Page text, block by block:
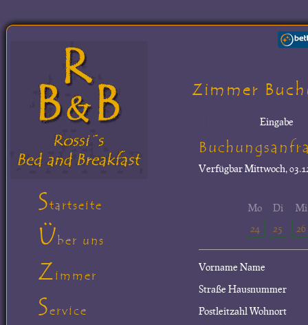
Zimmer
Eingabe
VerfügbarMittwoch,
Mo
24
Di
25
Mi
26
Vorname Name
Straße Hausnummer
Postleitzahl Wohnort
Startseite
Über uns
Zimmer
Service